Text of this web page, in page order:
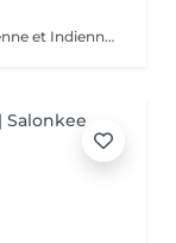
Inspiré des Médecines Traditionnelles Brésilienne et Indienne, ce soin allie des manuvres de pétrissage, frictions et percussions pour apporter une détoxification et un drainage des tissus, un équilibre global du corps afin de restaurer son image de soi. Conseillé en cure de minimum 10 séances + 2 gratuites.